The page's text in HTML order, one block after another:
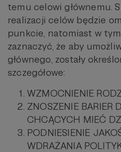
temu celowi głównemu.
realizacji celów będzie
punkcie, natomiast w
zaznaczyć, że aby
głównego, zostały
szczegółowe:
WZMOCNIENIE
ZNOSZENIE BARIER
CHCĄCYCH MIEĆ
PODNIESIENIE
WDRAŻANIA